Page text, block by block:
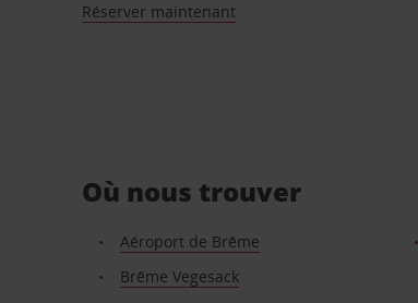
Réserver maintenant
Où nous trouver
Aéroport de Brême
Brême Vegesack